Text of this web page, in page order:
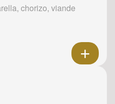
chorizo, viande